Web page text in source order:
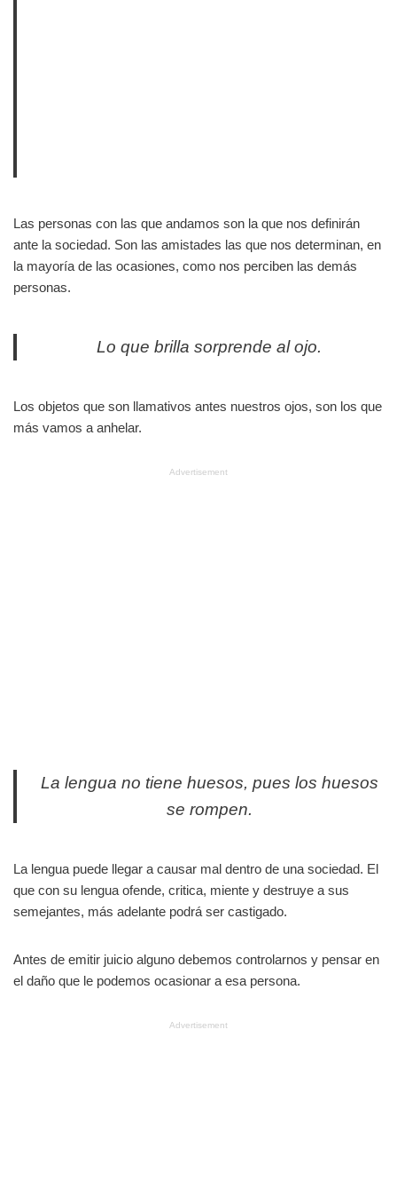
Las personas con las que andamos son la que nos definirán
ante la sociedad. Son las amistades las que nos determinan, en
la mayoría de las ocasiones, como nos perciben las demás
personas.
Lo que brilla sorprende al ojo.
Los objetos que son llamativos antes nuestros ojos, son los que
más vamos a anhelar.
Advertisement
La lengua no tiene huesos, pues los huesos
se rompen.
La lengua puede llegar a causar mal dentro de una sociedad. El
que con su lengua ofende, critica, miente y destruye a sus
semejantes, más adelante podrá ser castigado.
Antes de emitir juicio alguno debemos controlarnos y pensar en
el daño que le podemos ocasionar a esa persona.
Advertisement